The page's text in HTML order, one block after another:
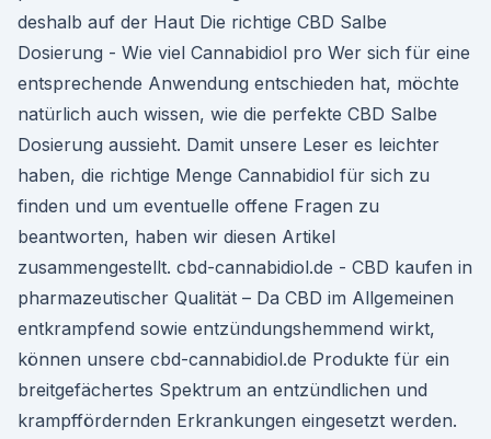
deshalb auf der Haut Die richtige CBD Salbe
Dosierung - Wie viel Cannabidiol pro Wer sich für eine
entsprechende Anwendung entschieden hat, möchte
natürlich auch wissen, wie die perfekte CBD Salbe
Dosierung aussieht. Damit unsere Leser es leichter
haben, die richtige Menge Cannabidiol für sich zu
finden und um eventuelle offene Fragen zu
beantworten, haben wir diesen Artikel
zusammengestellt. cbd-cannabidiol.de - CBD kaufen in
pharmazeutischer Qualität – Da CBD im Allgemeinen
entkrampfend sowie entzündungshemmend wirkt,
können unsere cbd-cannabidiol.de Produkte für ein
breitgefächertes Spektrum an entzündlichen und
krampffördernden Erkrankungen eingesetzt werden.